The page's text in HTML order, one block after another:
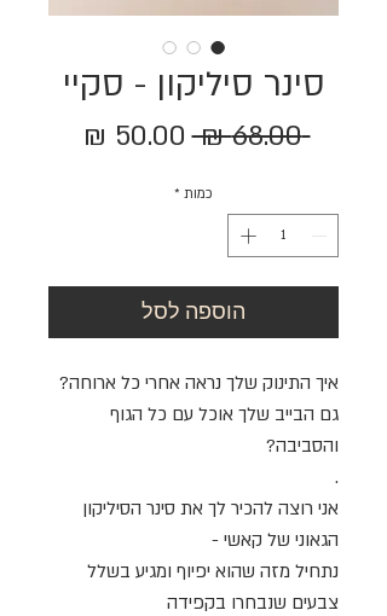
סינר סיליקון - סקיי
‏68.00 ‏₪
מחיר
כמות *
הוספה לסל
איך התינוק שלך נראה אחרי כל ארוחה?
גם הבייב שלך אוכל עם כל הגוף
והסביבה?
.
אני רוצה להכיר לך את סינר הסיליקון
הגאוני של קאשי -
נתחיל מזה שהוא יפיוף ומגיע בשלל
צבעים שנבחרו בקפידה